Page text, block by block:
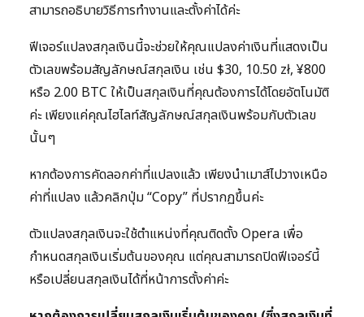
สามารถอธิบายวิธีการทำงานและตั้งค่าได้ค่ะ
ฟีเจอร์แปลงสกุลเงินนี้จะช่วยให้คุณแปลงค่าเงินที่แสดงเป็น
ตัวเลขพร้อมสัญลักษณ์สกุลเงิน เช่น $30, 10.50 zł, ¥800
หรือ 2.00 BTC ให้เป็นสกุลเงินที่คุณต้องการได้โดยอัตโนมัติ
ค่ะ เพียงแค่คุณไฮไลท์สัญลักษณ์สกุลเงินพร้อมกับตัวเลข
นั้นๆ
หากต้องการคัดลอกค่าที่แปลงแล้ว เพียงนำเมาส์ไปวางเหนือ
ค่าที่แปลง แล้วคลิกปุ่ม “Copy” ที่ปรากฏขึ้นค่ะ
ตัวแปลงสกุลเงินจะใช้ตำแหน่งที่คุณติดตั้ง Opera เพื่อ
กำหนดสกุลเงินเริ่มต้นของคุณ แต่คุณสามารถปิดฟีเจอร์นี้
หรือเปลี่ยนสกุลเงินได้ที่หน้าการตั้งค่าค่ะ